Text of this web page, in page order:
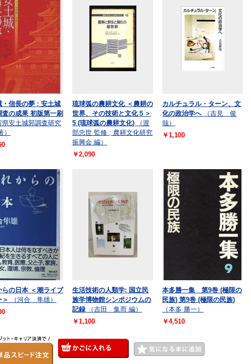
・信長の夢 : 安土城
査の成果 初版第一刷
県安土城郭調査研究
）
琉球弧の農耕文化 ＜農耕の
世界、その技術と文化５＞
5 (琉球弧の農耕文化)
（渡
部忠世 監修 ; 農耕文化研究
振興会 編）
￥2,090
カルチュラル・ターン、文
化の政治学へ
（吉見 俊
哉）
￥1,100
らの日本 ＜潮ライブ
（河合 隼雄）
生活技術の人類学: 国立民
族学博物館シンポジウムの
記録
（吉田 集而 編）
￥1,100
本多勝一集 第9巻 (極限の
民族) 第9巻 (極限の民族)
（本多 勝一）
￥4,510